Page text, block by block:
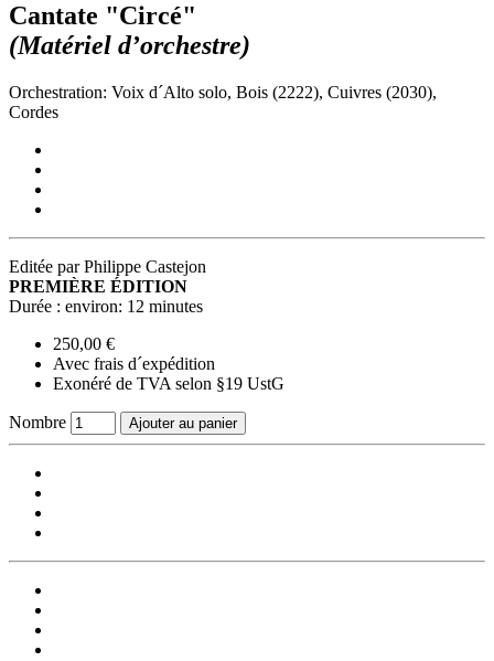
Cantate "Circé"
(Matériel d’orchestre)
Orchestration: Voix d´Alto solo, Bois (2222), Cuivres (2030),
Cordes
Editée par Philippe Castejon
PREMIÈRE ÉDITION
Durée : environ: 12 minutes
250,00 €
Avec frais d´expédition
Exonéré de TVA selon §19 UstG
Nombre Ajouter au panier